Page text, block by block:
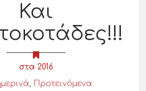
Και
στα 2016
, Προτεινόμενα